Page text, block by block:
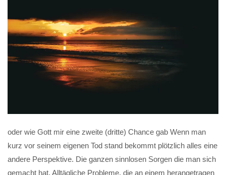
oder wie Gott mir eine zweite (dritte) Chance gab Wenn man
kurz vor seinem eigenen Tod stand bekommt plötzlich alles eine
andere Perspektive. Die ganzen sinnlosen Sorgen die man sich
gemacht hat. Alltägliche Probleme, die an einem herangetragen